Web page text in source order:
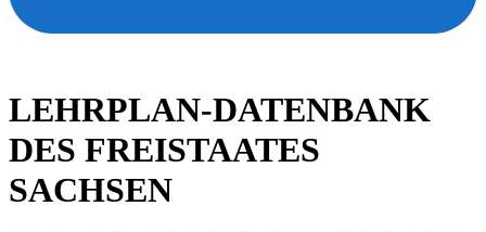
LEHRPLAN-DATENBANK
DES FREISTAATES
SACHSEN